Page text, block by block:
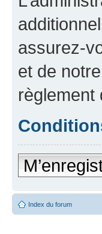
assurez-
et de
règlement
Index du forum